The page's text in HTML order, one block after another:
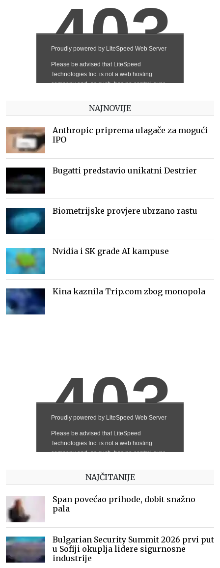
NAJNOVIJE
Anthropic priprema ulagače za mogući
IPO
Bugatti predstavio unikatni Destrier
Biometrijske provjere ubrzano rastu
Nvidia i SK grade AI kampuse
Kina kaznila Trip.com zbog monopola
NAJČITANIJE
Span povećao prihode, dobit snažno
pala
Bulgarian Security Summit 2026 prvi put
u Sofiji okuplja lidere sigurnosne
industrije